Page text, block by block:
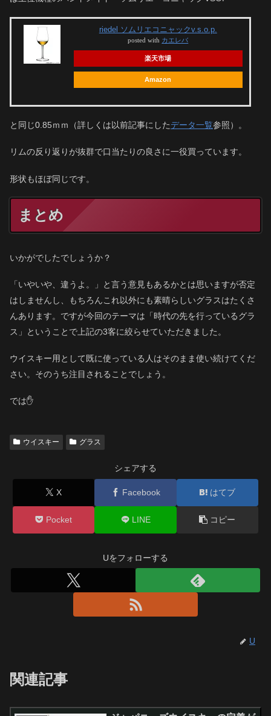
riedel ソムリエコニャックv.s.o.p.
posted with カエレバ
楽天市場
Amazon
と同じ0.85ｍｍ（詳しくは以前記事にしたデータ一覧参照）。
リムの反り返りが抜群で口当たりの良さに一役買っています。
形状もほぼ同じです。
まとめ
いかがでしたでしょうか？
「いやいや、違うよ。」と言う意見もあるかとは思いますが否定
はしませんし、もちろんこれ以外にも素晴らしいグラスはたくさ
んあります。ですが今回のテーマは「時代の先を行っているグラ
ス」ということで上記の3客に絞らせていただきました。
ウイスキー用として既に使っている人はそのまま使い続けてくだ
さい。そのうち注目されることでしょう。
では✋
ウイスキー グラス
シェアする
X Facebook はてブ
Pocket LINE コピー
Uをフォローする
U
関連記事